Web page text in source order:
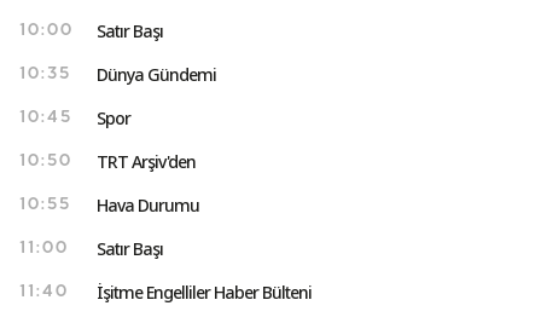
10:00 Satır Başı
10:35 Dünya Gündemi
10:45 Spor
10:50 TRT Arşiv'den
10:55 Hava Durumu
11:00 Satır Başı
11:40 İşitme Engelliler Haber Bülteni